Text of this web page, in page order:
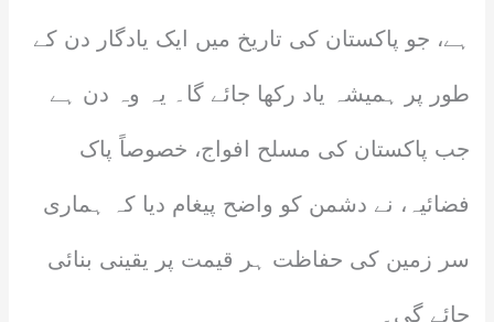
ہے، جو پاکستان کی تاریخ میں ایک یادگار دن کے
طور پر ہمیشہ یاد رکھا جائے گا۔ یہ وہ دن ہے
جب پاکستان کی مسلح افواج، خصوصاً پاک
فضائیہ، نے دشمن کو واضح پیغام دیا کہ ہماری
سر زمین کی حفاظت ہر قیمت پر یقینی بنائی
جائے گی۔